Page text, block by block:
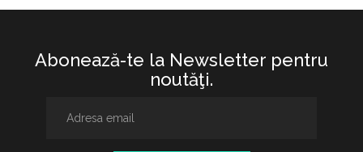
Abonează-te la Newsletter pentru
noutăţi.